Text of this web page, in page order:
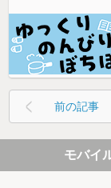
前の記事
モバイ